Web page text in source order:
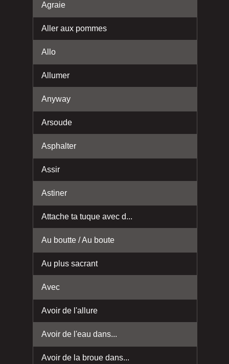
Agraie
Aller aux pommes
Allo
Allumer
Anyway
Arsoude
Asphalter
Assir
Astiner
Attache ta tuque avec d...
Au boutte / Au boute
Au plus sacrant
Avec
Avoir de l'allure
Avoir de l'eau dans...
Avoir de la broue dans...